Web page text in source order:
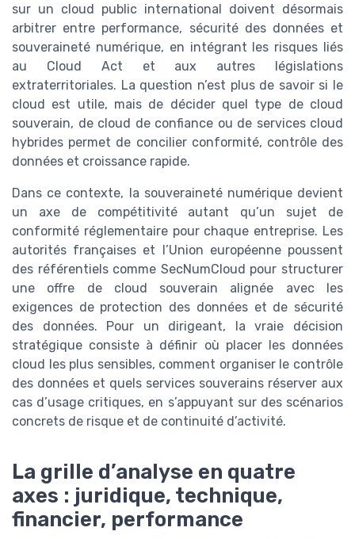
sur un cloud public international doivent désormais
arbitrer entre performance, sécurité des données et
souveraineté numérique, en intégrant les risques liés
au Cloud Act et aux autres législations
extraterritoriales. La question n’est plus de savoir si le
cloud est utile, mais de décider quel type de cloud
souverain, de cloud de confiance ou de services cloud
hybrides permet de concilier conformité, contrôle des
données et croissance rapide.
Dans ce contexte, la souveraineté numérique devient
un axe de compétitivité autant qu’un sujet de
conformité réglementaire pour chaque entreprise. Les
autorités françaises et l’Union européenne poussent
des référentiels comme SecNumCloud pour structurer
une offre de cloud souverain alignée avec les
exigences de protection des données et de sécurité
des données. Pour un dirigeant, la vraie décision
stratégique consiste à définir où placer les données
cloud les plus sensibles, comment organiser le contrôle
des données et quels services souverains réserver aux
cas d’usage critiques, en s’appuyant sur des scénarios
concrets de risque et de continuité d’activité.
La grille d’analyse en quatre
axes : juridique, technique,
financier, performance